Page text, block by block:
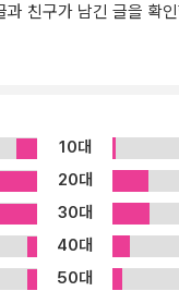
! 1) 히라가나/가타카나
나/가타카나 오십음도표',
카나/기초 단어
타카나는 물론, 일본어 기
본 문형 입에 붙이기 워
한데 모아 반복하여 듣
쉽게 들을
제공되는 모든 곳에 QR
이 일본어 원어민의 발
과 친구가 남긴 글을 확
10대
20대
30대
40대
50대